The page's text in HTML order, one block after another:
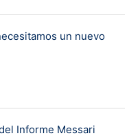
un nuevo
Informe Messari